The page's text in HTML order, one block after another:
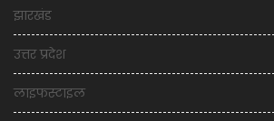
झारखंड
उत्तर प्रदेश
लाइफस्टाइल